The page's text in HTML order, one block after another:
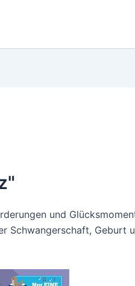
und
Schwangerschaft, Geburt